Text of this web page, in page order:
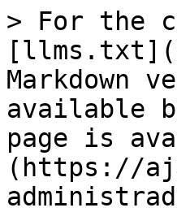
> For the
Markdown
available
page is
(https://